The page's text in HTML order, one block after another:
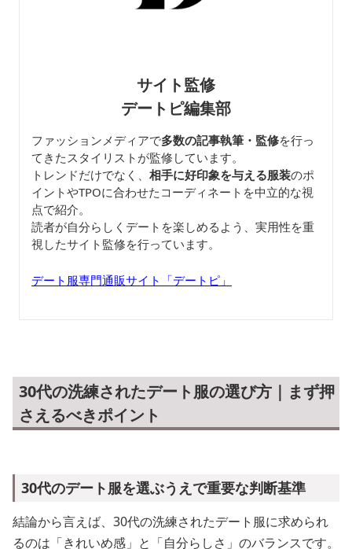
サイト監修
デートピ編集部
ファッションメディアで多数の記事執筆・監修を行っ
てきたスタイリストが監修しています。
トレンドだけでなく、 相手に好印象を与える服装のポ
イントやTPOに合わせたコーディネートを中立的な視
点で紹介。
読者が自分らしくデートを楽しめるよう、実用性を重
視したサイト監修を行っています。
デート服専門通販サイト「デートピ」
30代の洗練されたデート服の選び方｜まず押
さえるべきポイント
30代のデート服を選ぶうえで重要な判断基準
結論から言えば、30代の洗練されたデート服に求められ
るのは「きれいめ感」と「自分らしさ」のバランスです。